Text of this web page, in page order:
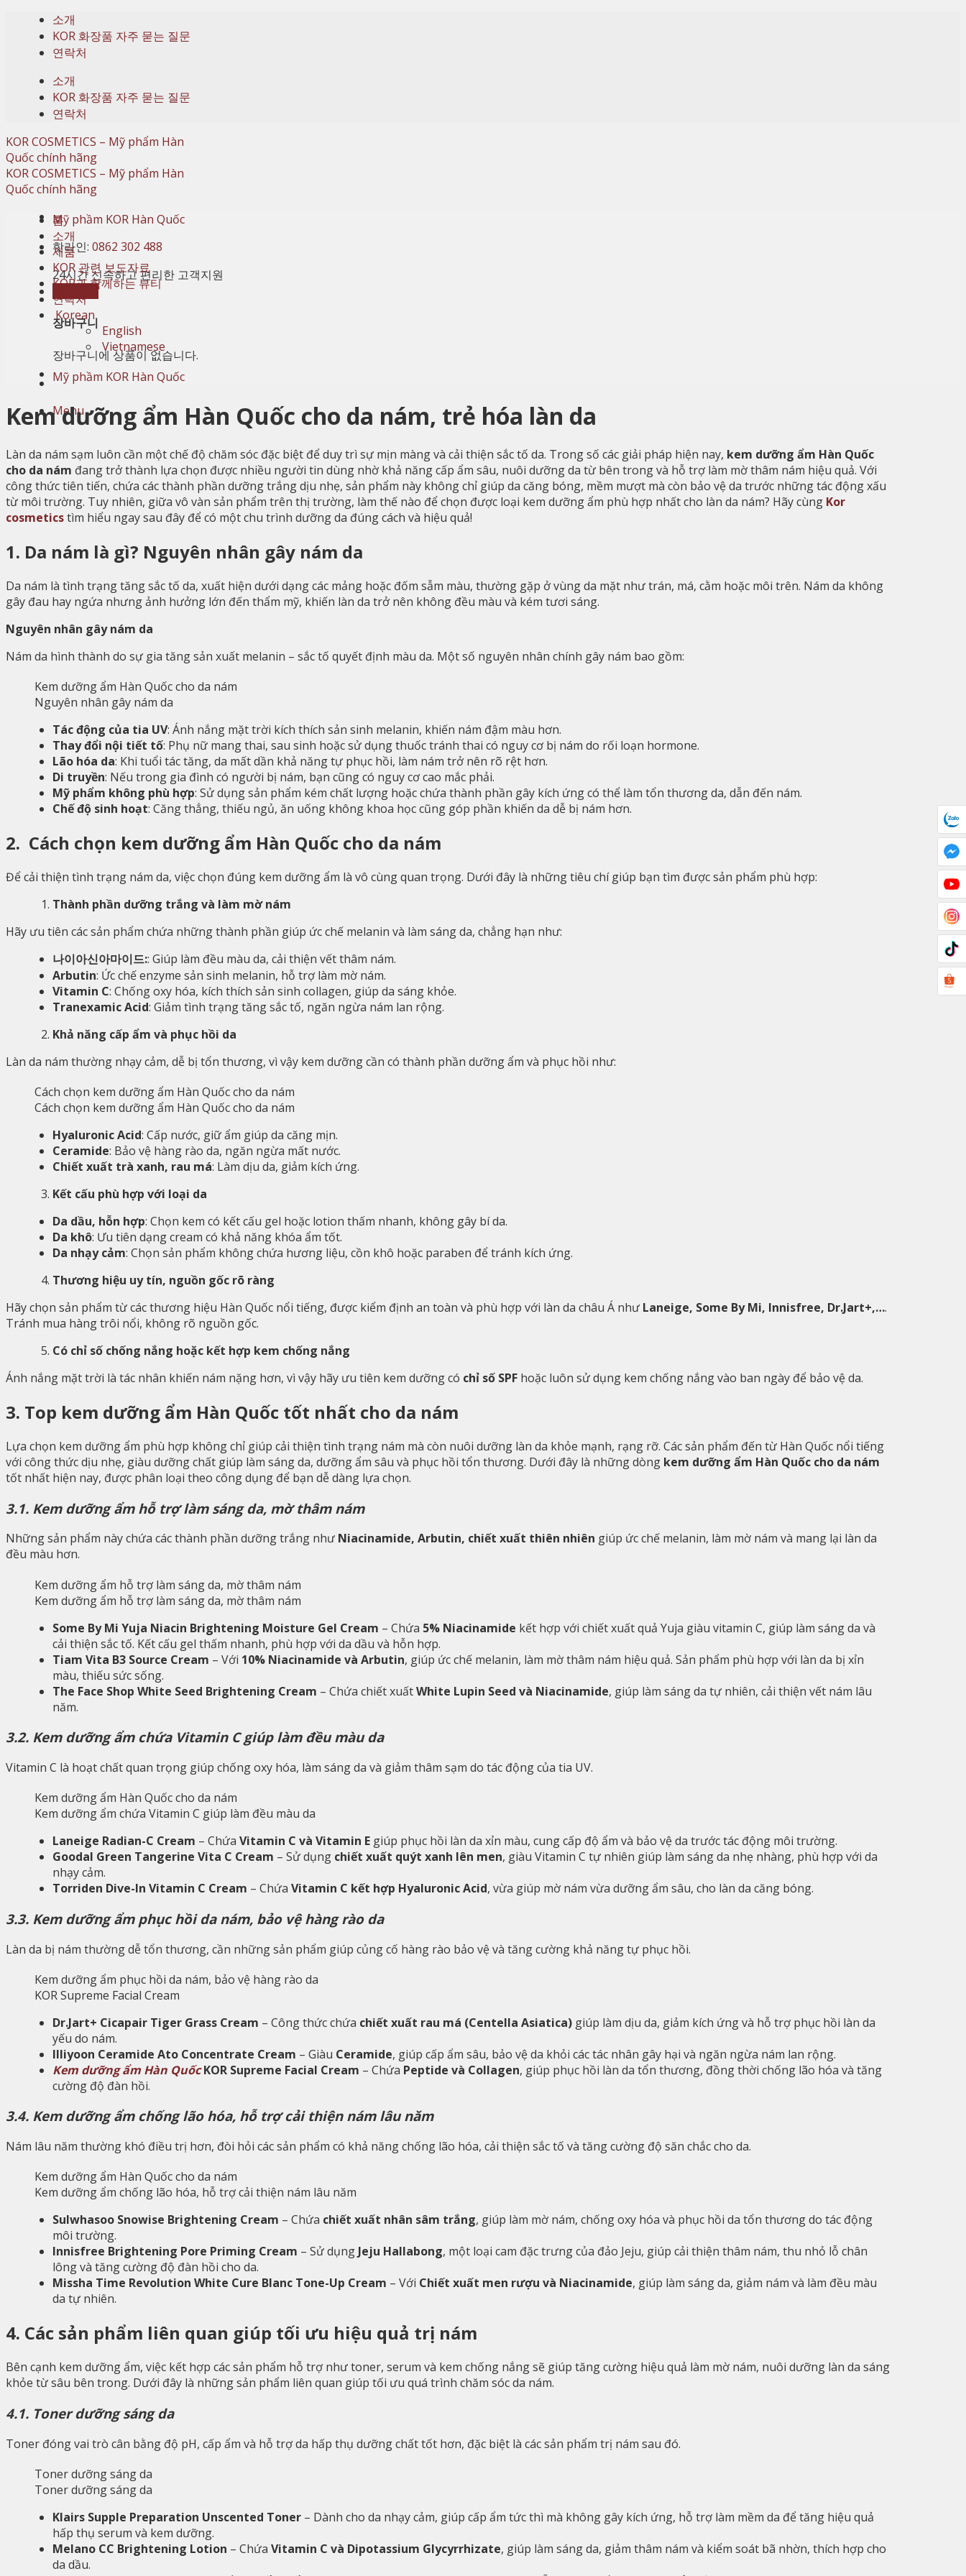
content
소개
KOR 화장품 자주 묻는 질문
연락처
소개
KOR 화장품 자주 묻는 질문
연락처
핫라인: 0862 302 488
24시간 신속하고 편리한 고객지원
장바구니
장바구니에 상품이 없습니다.
Menu
홈
소개
제품
KOR 관련 보도자료
KOR과 함께하는 뷰티
연락처
Korean
English
Vietnamese
Kem dưỡng ẩm Hàn Quốc cho da nám, trẻ hóa làn da
Làn da nám sạm luôn cần một chế độ chăm sóc đặc biệt để duy trì sự mịn màng và cải thiện sắc tố da. Trong số các giải pháp hiện nay, kem dưỡng ẩm Hàn Quốc
cho da nám đang trở thành lựa chọn được nhiều người tin dùng nhờ khả năng cấp ẩm sâu, nuôi dưỡng da từ bên trong và hỗ trợ làm mờ thâm nám hiệu quả. Với
công thức tiên tiến, chứa các thành phần dưỡng trắng dịu nhẹ, sản phẩm này không chỉ giúp da căng bóng, mềm mượt mà còn bảo vệ da trước những tác động xấu
từ môi trường. Tuy nhiên, giữa vô vàn sản phẩm trên thị trường, làm thế nào để chọn được loại kem dưỡng ẩm phù hợp nhất cho làn da nám? Hãy cùng Kor
cosmeticstìm hiểu ngay sau đây để có một chu trình dưỡng da đúng cách và hiệu quả!
1. Da nám là gì? Nguyên nhân gây nám da
Da nám là tình trạng tăng sắc tố da, xuất hiện dưới dạng các mảng hoặc đốm sẫm màu, thường gặp ở vùng da mặt như trán, má, cằm hoặc môi trên. Nám da không
gây đau hay ngứa nhưng ảnh hưởng lớn đến thẩm mỹ, khiến làn da trở nên không đều màu và kém tươi sáng.
Nguyên nhân gây nám da
Nám da hình thành do sự gia tăng sản xuất melanin – sắc tố quyết định màu da. Một số nguyên nhân chính gây nám bao gồm:
Nguyên nhân gây nám da
Tác động của tia UV: Ánh nắng mặt trời kích thích sản sinh melanin, khiến nám đậm màu hơn.
Thay đổi nội tiết tố: Phụ nữ mang thai, sau sinh hoặc sử dụng thuốc tránh thai có nguy cơ bị nám do rối loạn hormone.
Lão hóa da: Khi tuổi tác tăng, da mất dần khả năng tự phục hồi, làm nám trở nên rõ rệt hơn.
Di truyền: Nếu trong gia đình có người bị nám, bạn cũng có nguy cơ cao mắc phải.
Mỹ phẩm không phù hợp: Sử dụng sản phẩm kém chất lượng hoặc chứa thành phần gây kích ứng có thể làm tổn thương da, dẫn đến nám.
Chế độ sinh hoạt: Căng thẳng, thiếu ngủ, ăn uống không khoa học cũng góp phần khiến da dễ bị nám hơn.
2. Cách chọn kem dưỡng ẩm Hàn Quốc cho da nám
Để cải thiện tình trạng nám da, việc chọn đúng kem dưỡng ẩm là vô cùng quan trọng. Dưới đây là những tiêu chí giúp bạn tìm được sản phẩm phù hợp:
Thành phần dưỡng trắng và làm mờ nám
Hãy ưu tiên các sản phẩm chứa những thành phần giúp ức chế melanin và làm sáng da, chẳng hạn như:
나이아신아마이드:: Giúp làm đều màu da, cải thiện vết thâm nám.
Arbutin: Ức chế enzyme sản sinh melanin, hỗ trợ làm mờ nám.
Vitamin C: Chống oxy hóa, kích thích sản sinh collagen, giúp da sáng khỏe.
Tranexamic Acid: Giảm tình trạng tăng sắc tố, ngăn ngừa nám lan rộng.
Khả năng cấp ẩm và phục hồi da
Làn da nám thường nhạy cảm, dễ bị tổn thương, vì vậy kem dưỡng cần có thành phần dưỡng ẩm và phục hồi như:
Cách chọn kem dưỡng ẩm Hàn Quốc cho da nám
Hyaluronic Acid: Cấp nước, giữ ẩm giúp da căng mịn.
Ceramide: Bảo vệ hàng rào da, ngăn ngừa mất nước.
Chiết xuất trà xanh, rau má: Làm dịu da, giảm kích ứng.
Kết cấu phù hợp với loại da
Da dầu, hỗn hợp: Chọn kem có kết cấu gel hoặc lotion thấm nhanh, không gây bí da.
Da khô: Ưu tiên dạng cream có khả năng khóa ẩm tốt.
Da nhạy cảm: Chọn sản phẩm không chứa hương liệu, cồn khô hoặc paraben để tránh kích ứng.
Thương hiệu uy tín, nguồn gốc rõ ràng
Hãy chọn sản phẩm từ các thương hiệu Hàn Quốc nổi tiếng, được kiểm định an toàn và phù hợp với làn da châu Á như Laneige, Some By Mi, Innisfree, Dr.Jart+,….
Tránh mua hàng trôi nổi, không rõ nguồn gốc.
Có chỉ số chống nắng hoặc kết hợp kem chống nắng
Ánh nắng mặt trời là tác nhân khiến nám nặng hơn, vì vậy hãy ưu tiên kem dưỡng có chỉ số SPF hoặc luôn sử dụng kem chống nắng vào ban ngày để bảo vệ da.
3. Top kem dưỡng ẩm Hàn Quốc tốt nhất cho da nám
Lựa chọn kem dưỡng ẩm phù hợp không chỉ giúp cải thiện tình trạng nám mà còn nuôi dưỡng làn da khỏe mạnh, rạng rỡ. Các sản phẩm đến từ Hàn Quốc nổi tiếng
với công thức dịu nhẹ, giàu dưỡng chất giúp làm sáng da, dưỡng ẩm sâu và phục hồi tổn thương. Dưới đây là những dòng kem dưỡng ẩm Hàn Quốc cho da nám
tốt nhất hiện nay, được phân loại theo công dụng để bạn dễ dàng lựa chọn.
3.1. Kem dưỡng ẩm hỗ trợ làm sáng da, mờ thâm nám
Những sản phẩm này chứa các thành phần dưỡng trắng như Niacinamide, Arbutin, chiết xuất thiên nhiên giúp ức chế melanin, làm mờ nám và mang lại làn da
đều màu hơn.
Kem dưỡng ẩm hỗ trợ làm sáng da, mờ thâm nám
Some By Mi Yuja Niacin Brightening Moisture Gel Cream – Chứa 5% Niacinamide kết hợp với chiết xuất quả Yuja giàu vitamin C, giúp làm sáng da và
cải thiện sắc tố. Kết cấu gel thấm nhanh, phù hợp với da dầu và hỗn hợp.
Tiam Vita B3 Source Cream – Với 10% Niacinamide và Arbutin, giúp ức chế melanin, làm mờ thâm nám hiệu quả. Sản phẩm phù hợp với làn da bị xỉn
màu, thiếu sức sống.
The Face Shop White Seed Brightening Cream – Chứa chiết xuấtWhite Lupin Seed và Niacinamide, giúp làm sáng da tự nhiên, cải thiện vết nám lâu
năm.
3.2. Kem dưỡng ẩm chứa Vitamin C giúp làm đều màu da
Vitamin C là hoạt chất quan trọng giúp chống oxy hóa, làm sáng da và giảm thâm sạm do tác động của tia UV.
Kem dưỡng ẩm chứa Vitamin C giúp làm đều màu da
Laneige Radian-C Cream – Chứa Vitamin C và Vitamin E giúp phục hồi làn da xỉn màu, cung cấp độ ẩm và bảo vệ da trước tác động môi trường.
Goodal Green Tangerine Vita C Cream – Sử dụng chiết xuất quýt xanh lên men, giàu Vitamin C tự nhiên giúp làm sáng da nhẹ nhàng, phù hợp với da
nhạy cảm.
Torriden Dive-In Vitamin C Cream – Chứa Vitamin C kết hợp Hyaluronic Acid, vừa giúp mờ nám vừa dưỡng ẩm sâu, cho làn da căng bóng.
3.3. Kem dưỡng ẩm phục hồi da nám, bảo vệ hàng rào da
Làn da bị nám thường dễ tổn thương, cần những sản phẩm giúp củng cố hàng rào bảo vệ và tăng cường khả năng tự phục hồi.
KOR Supreme Facial Cream
Dr.Jart+ Cicapair Tiger Grass Cream – Công thức chứa chiết xuất rau má (Centella Asiatica) giúp làm dịu da, giảm kích ứng và hỗ trợ phục hồi làn da
yếu do nám.
Illiyoon Ceramide Ato Concentrate Cream – Giàu Ceramide, giúp cấp ẩm sâu, bảo vệ da khỏi các tác nhân gây hại và ngăn ngừa nám lan rộng.
Kem dưỡng ẩm Hàn QuốcKOR Supreme Facial Cream – Chứa Peptide và Collagen, giúp phục hồi làn da tổn thương, đồng thời chống lão hóa và tăng
cường độ đàn hồi.
3.4. Kem dưỡng ẩm chống lão hóa, hỗ trợ cải thiện nám lâu năm
Nám lâu năm thường khó điều trị hơn, đòi hỏi các sản phẩm có khả năng chống lão hóa, cải thiện sắc tố và tăng cường độ săn chắc cho da.
Kem dưỡng ẩm chống lão hóa, hỗ trợ cải thiện nám lâu năm
Sulwhasoo Snowise Brightening Cream – Chứa chiết xuất nhân sâm trắng, giúp làm mờ nám, chống oxy hóa và phục hồi da tổn thương do tác động
môi trường.
Innisfree Brightening Pore Priming Cream – Sử dụng Jeju Hallabong, một loại cam đặc trưng của đảo Jeju, giúp cải thiện thâm nám, thu nhỏ lỗ chân
lông và tăng cường độ đàn hồi cho da.
Missha Time Revolution White Cure Blanc Tone-Up Cream – Với Chiết xuất men rượu và Niacinamide, giúp làm sáng da, giảm nám và làm đều màu
da tự nhiên.
4. Các sản phẩm liên quan giúp tối ưu hiệu quả trị nám
Bên cạnh kem dưỡng ẩm, việc kết hợp các sản phẩm hỗ trợ như toner, serum và kem chống nắng sẽ giúp tăng cường hiệu quả làm mờ nám, nuôi dưỡng làn da sáng
khỏe từ sâu bên trong. Dưới đây là những sản phẩm liên quan giúp tối ưu quá trình chăm sóc da nám.
4.1. Toner dưỡng sáng da
Toner đóng vai trò cân bằng độ pH, cấp ẩm và hỗ trợ da hấp thụ dưỡng chất tốt hơn, đặc biệt là các sản phẩm trị nám sau đó.
Toner dưỡng sáng da
Klairs Supple Preparation Unscented Toner – Dành cho da nhạy cảm, giúp cấp ẩm tức thì mà không gây kích ứng, hỗ trợ làm mềm da để tăng hiệu quả
hấp thụ serum và kem dưỡng.
Melano CC Brightening Lotion – Chứa Vitamin C và Dipotassium Glycyrrhizate, giúp làm sáng da, giảm thâm nám và kiểm soát bã nhờn, thích hợp cho
da dầu.